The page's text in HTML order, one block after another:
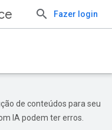
Fazer login
de conteúdos para seu
IA podem ter erros.